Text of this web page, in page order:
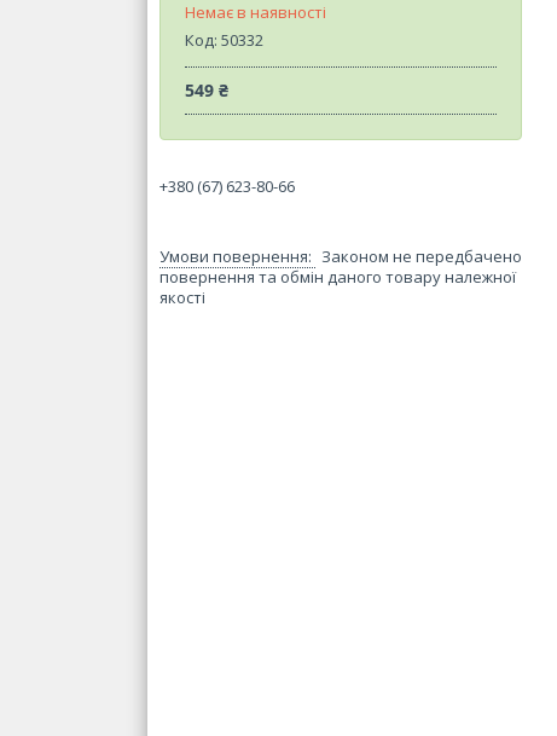
Немає в наявності
Код: 50332
549 ₴
+380 (67) 623-80-66
Законом не передбачено
повернення та обмін даного товару належної
якості